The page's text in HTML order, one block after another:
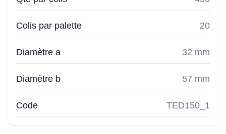
Colis par palette 20
Diamètre a 32 mm
Diamètre b 57 mm
Code TED150_1